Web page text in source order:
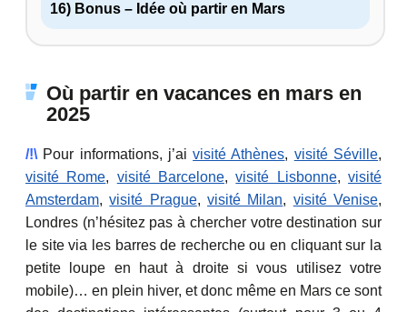
16) Bonus – Idée où partir en Mars
Où partir en vacances en mars en
2025
/!\ Pour informations, j’aivisité Athènes, visité Séville,
visité Rome, visité Barcelone,visité Lisbonne,visité
Amsterdam,visité Prague,visité Milan, visité Venise,
Londres (n’hésitez pas à chercher votre destination sur
le site via les barres de recherche ou en cliquant sur la
petite loupe en haut à droite si vous utilisez votre
mobile)… en plein hiver, et donc même en Mars ce sont